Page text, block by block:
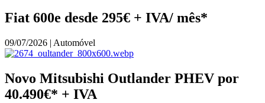
Fiat 600e desde 295€ + IVA/ mês*
09/07/2026 | Automóvel
Novo Mitsubishi Outlander PHEV por
40.490€* + IVA